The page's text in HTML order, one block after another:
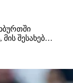
შესახებ
რომ ქართველი
მზად არ
რომ